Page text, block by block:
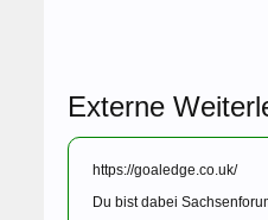
Externe
https://goaledge.co.uk/
Du bist dabei